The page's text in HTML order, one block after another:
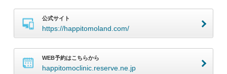
公式サイト
https://happitomoland.com/
WEB予約はこちらから
happitomoclinic.reserve.ne.jp